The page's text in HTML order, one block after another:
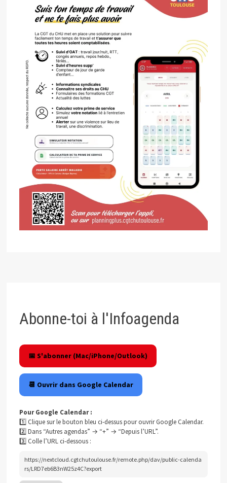
Abonne-toi à l'Infoagenda
📅 S'abonner (Mac/iPhone/Outlook)
📆 Ouvrir dans Google Calendar
Pour Google Calendar :
1️⃣ Clique sur le bouton bleu ci-dessus pour ouvrir Google Calendar.
2️⃣ Dans “Autres agendas” → “+” → “Depuis l’URL”.
3️⃣ Colle l’URL ci-dessous :
https://nextcloud.cgtchutoulouse.fr/remote.php/dav/public-calenda
rs/LRD7eb6B3nW25z4C?export